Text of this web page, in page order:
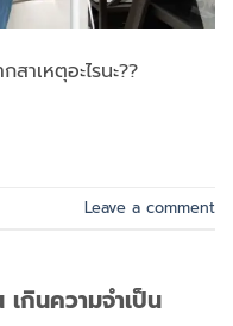
กสาเหตุอะไรนะ??
Leave a comment
กินความจำเป็น